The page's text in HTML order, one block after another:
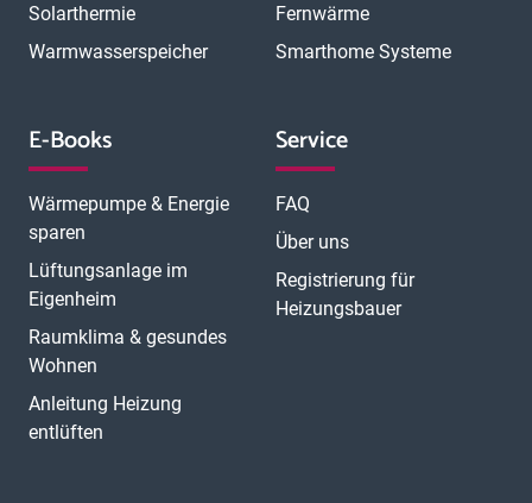
Solarthermie
Warmwasserspeicher
Fernwärme
Smarthome Systeme
E-Books
Wärmepumpe & Energie
sparen
Lüftungsanlage im
Eigenheim
Raumklima & gesundes
Wohnen
Anleitung Heizung
entlüften
Service
FAQ
Über uns
Registrierung für
Heizungsbauer